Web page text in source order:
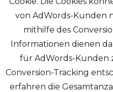
von AdWords-Kunden
mithilfe des
Informationen dienen
für AdWords-Kunden
Conversion-Tracking
erfahren die